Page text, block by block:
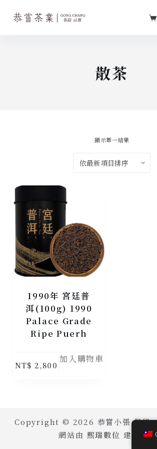
跳
至
散茶
顯示單一結果
1990年 宮廷普
洱(100g) 1990
Palace Grade
Ripe Puerh
NT$ 2,800
加入購物車
Copyright © 2026 恭嘗小張 保留一
網站由 熙瑞數位 建置維